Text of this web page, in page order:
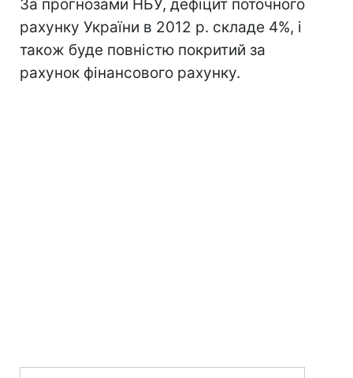
За прогнозами НБУ, дефіцит поточного
рахунку України в 2012 р. складе 4%, і
також буде повністю покритий за
рахунок фінансового рахунку.